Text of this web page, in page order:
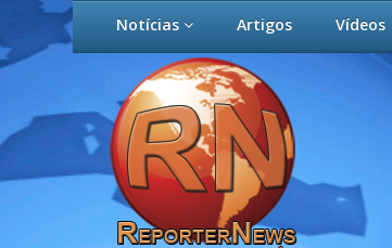
Notícias Artigos Vídeos